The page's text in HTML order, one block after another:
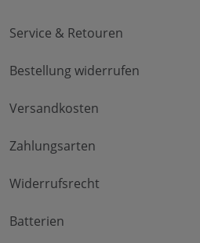
Service & Retouren
Bestellung widerrufen
Versandkosten
Zahlungsarten
Widerrufsrecht
Batterien